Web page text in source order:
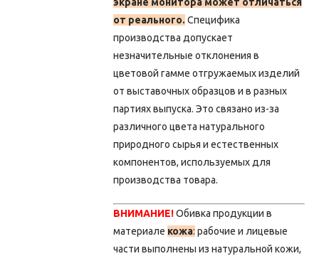
экране монитора может отличаться
от реального. Специфика
производства допускает
незначительные отклонения в
цветовой гамме отгружаемых изделий
от выставочных образцов и в разных
партиях выпуска. Это связано из-за
различного цвета натурального
природного сырья и естественных
компонентов, используемых для
производства товара.
ВНИМАНИЕ!Обивка продукции в
материале кожа: рабочие и лицевые
части выполнены из натуральной кожи,